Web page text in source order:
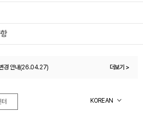
경 안내(26.04.27)
더보기 >
KOREAN